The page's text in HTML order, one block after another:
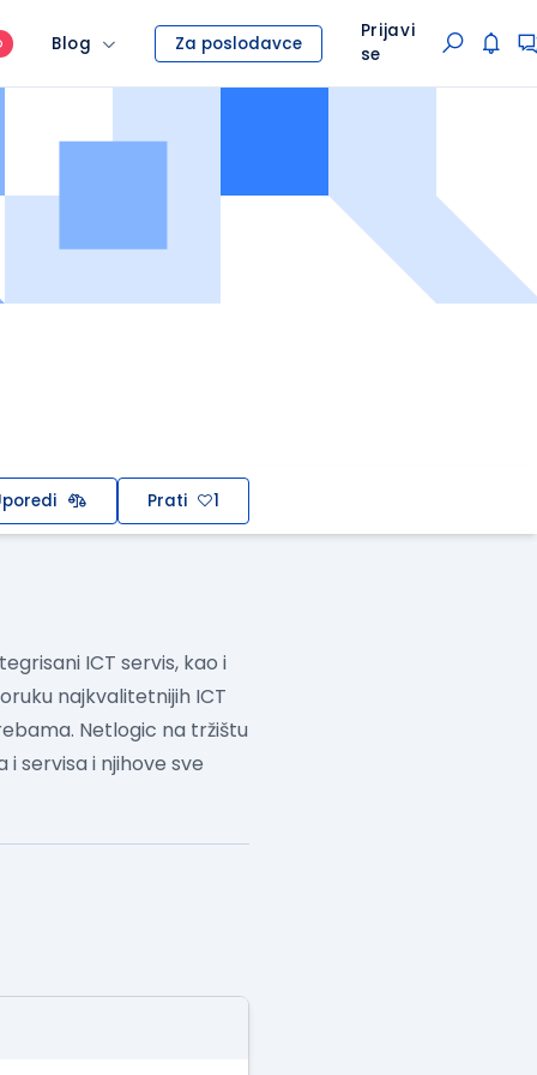
Blog Za poslodavce
Prijavi
se
Prati 1
ICT servis, kao i
najkvalitetnijih ICT
Netlogic na tržištu
servisa i njihove sve